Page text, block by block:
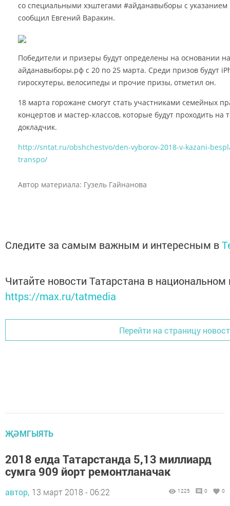
со специальными хэштегами #айданавыборы с указанием
сообщил Евгений Варакин.
Победители и призеры будут определены на основании
айданавыборы.рф с 20 по 25 марта. Среди призов будут
гироскутеры, велосипеды и прочие призы, отметил он.
18 марта горожане смогут стать участниками семейных
концертов и мастер-классов, которые будут проходить
докладчик.
http://sntat.ru/obshchestvo/den-vyborov-2018-v-kazani-
transpo/
Автор материала: Гузель Гайнанова
Следите за самым важным и интересным в
Читайте новости Татарстана в
https://max.ru/tatmedia
Перейти на страницу
ҖӘМГЫЯТЬ
2018 елда Татарстанда 5,13 миллиард
сумга 909 йорт ремонтланачак
автор, 13 март 2018 - 06:22 1225 0 0